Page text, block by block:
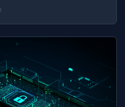
kommen. Die als „Gaslight"
embeddet 38